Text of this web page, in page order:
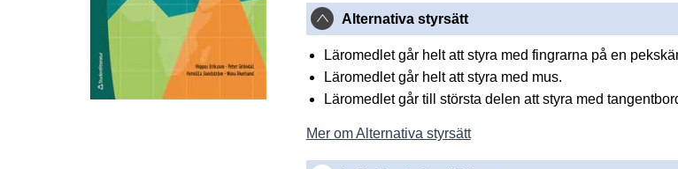
Alternativa styrsätt
Läromedlet går helt att styra med fingrarna på en
Läromedlet går helt att styra med mus.
Läromedlet går till största delen att styra med
Mer om Alternativa styrsätt